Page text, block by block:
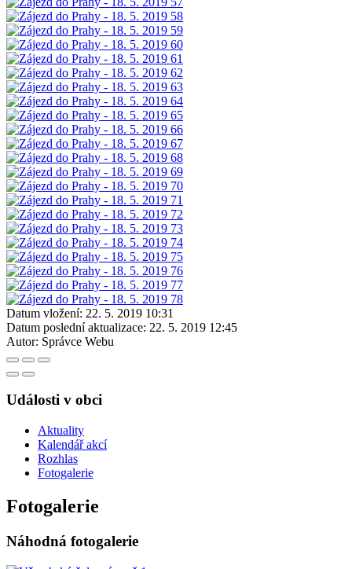
Datum vložení: 22. 5. 2019 10:31
Datum poslední aktualizace: 22. 5. 2019 12:45
Autor: Správce Webu
Události v obci
Aktuality
Kalendář akcí
Rozhlas
Fotogalerie
Fotogalerie
Náhodná fotogalerie